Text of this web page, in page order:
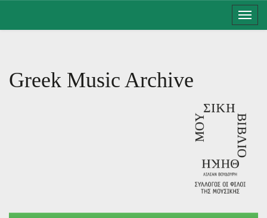
Greek Music Archive